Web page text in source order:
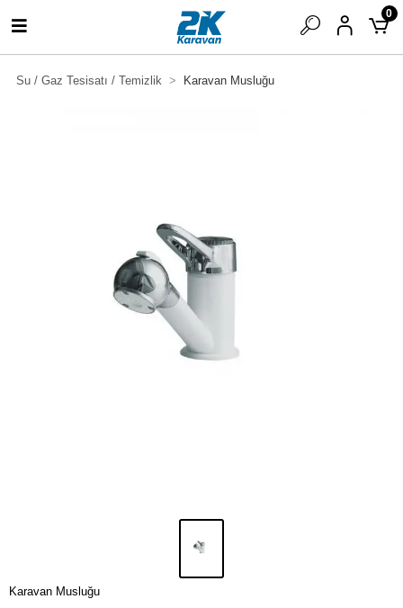
0
Su / Gaz Tesisatı / Temizlik Karavan Musluğu
Karavan Musluğu